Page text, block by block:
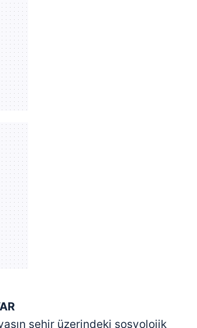
şehir üzerindeki sosyolojik